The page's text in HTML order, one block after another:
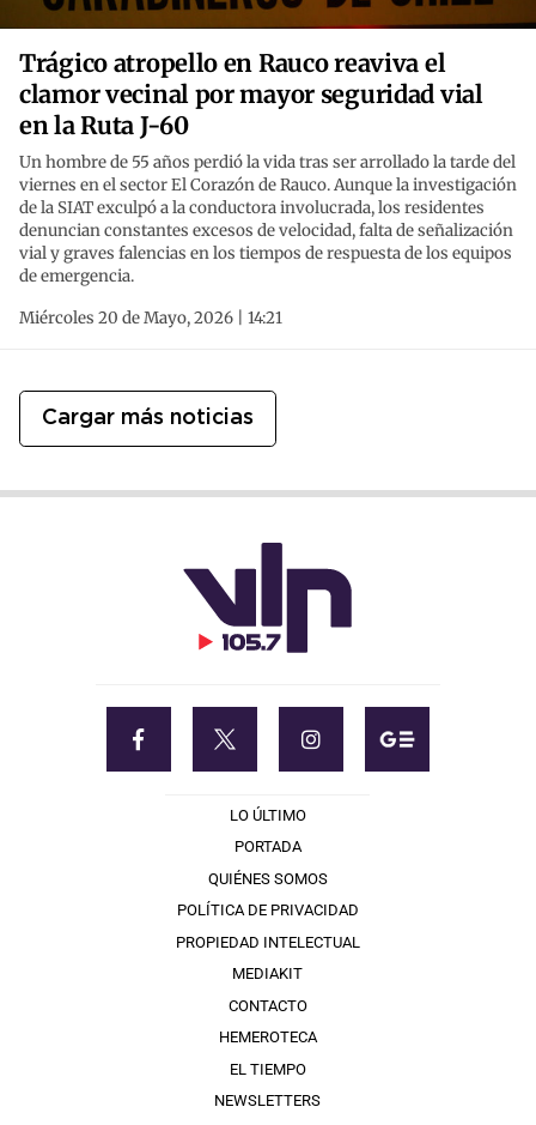
Trágico atropello en Rauco reaviva el
clamor vecinal por mayor seguridad vial
en la Ruta J-60
Un hombre de 55 años perdió la vida tras ser arrollado la tarde del
viernes en el sector El Corazón de Rauco. Aunque la investigación
de la SIAT exculpó a la conductora involucrada, los residentes
denuncian constantes excesos de velocidad, falta de señalización
vial y graves falencias en los tiempos de respuesta de los equipos
de emergencia.
Miércoles 20 de Mayo, 2026 | 14:21
Cargar más noticias
LO ÚLTIMO
PORTADA
QUIÉNES SOMOS
POLÍTICA DE PRIVACIDAD
PROPIEDAD INTELECTUAL
MEDIAKIT
CONTACTO
HEMEROTECA
EL TIEMPO
NEWSLETTERS